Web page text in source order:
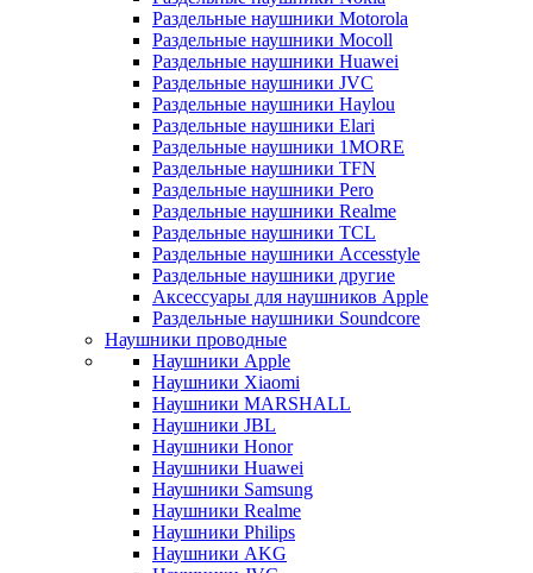
Раздельные наушники Motorola
Раздельные наушники Mocoll
Раздельные наушники Huawei
Раздельные наушники JVC
Раздельные наушники Haylou
Раздельные наушники Elari
Раздельные наушники 1MORE
Раздельные наушники TFN
Раздельные наушники Pero
Раздельные наушники Realme
Раздельные наушники TCL
Раздельные наушники Accesstyle
Раздельные наушники другие
Аксессуары для наушников Apple
Раздельные наушники Soundcore
Наушники проводные
Наушники Apple
Наушники Xiaomi
Наушники MARSHALL
Наушники JBL
Наушники Honor
Наушники Huawei
Наушники Samsung
Наушники Realme
Наушники Philips
Наушники AKG